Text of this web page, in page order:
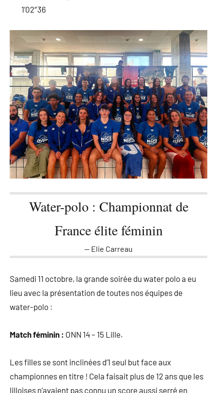
1’02″36
Water-polo : Championnat de
France élite féminin
Elie Carreau
Samedi 11 octobre, la grande soirée du water polo a eu
lieu avec la présentation de toutes nos équipes de
water-polo :
Match féminin : ONN 14 – 15 Lille.
Les filles se sont inclinées d’1 seul but face aux
championnes en titre ! Cela faisait plus de 12 ans que les
lilloises n’avaient pas connu un score aussi serré en